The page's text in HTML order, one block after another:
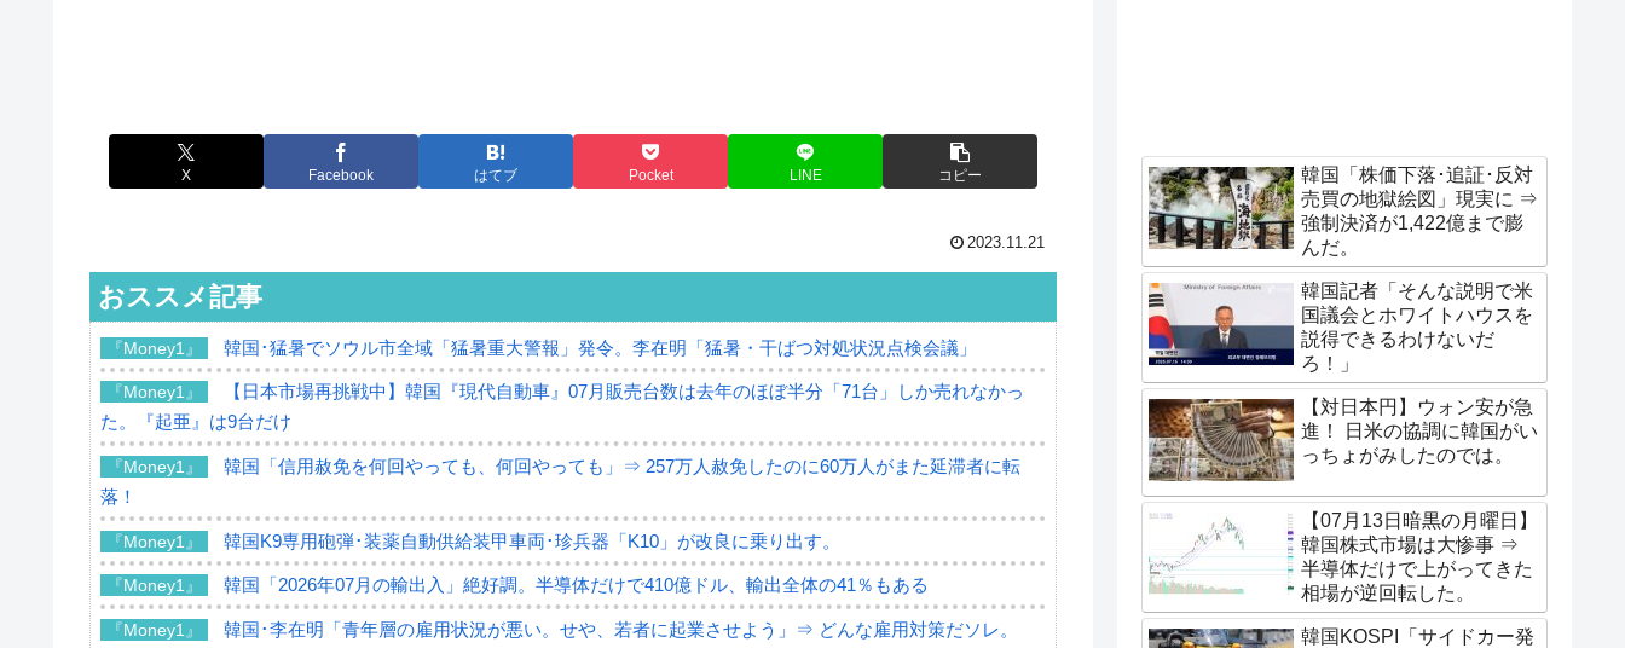
X Facebook はてブ Pocket LINE コピー
2023.11.21
おススメ記事
『Money1』 韓国･猛暑でソウル市全域「猛暑重大警報」発令。李在明「猛暑・干ばつ対処状況点検会議」
『Money1』
【日本市場再挑戦中】韓国『現代自動車』07月販売台数は去年のほぼ半分「71台」しか売れなかっ
た。『起亜』は9台だけ
『Money1』
韓国「信用赦免を何回やっても、何回やっても」⇒ 257万人赦免したのに60万人がまた延滞者に転
落！
『Money1』 韓国K9専用砲弾･装薬自動供給装甲車両･珍兵器「K10」が改良に乗り出す。
『Money1』 韓国「2026年07月の輸出入」絶好調。半導体だけで410億ドル、輸出全体の41％もある
『Money1』 韓国･李在明「青年層の雇用状況が悪い。せや、若者に起業させよう」⇒ どんな雇用対策だソレ。
韓国「株価下落･追証･反対
売買の地獄絵図」現実に ⇒
強制決済が1,422億まで膨
んだ。
韓国記者「そんな説明で米
国議会とホワイトハウスを
説得できるわけないだ
ろ！」
【対日本円】ウォン安が急
進！ 日米の協調に韓国がい
っちょがみしたのでは。
【07月13日暗黒の月曜日】
韓国株式市場は大惨事 ⇒
半導体だけで上がってきた
相場が逆回転した。
韓国KOSPI「サイドカー発